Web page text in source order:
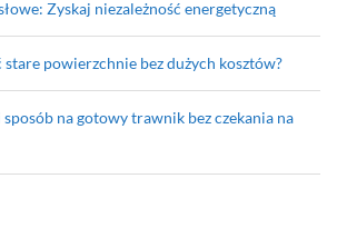
Zyskaj niezależność energetyczną
stare powierzchnie bez dużych kosztów?
na gotowy trawnik bez czekania na